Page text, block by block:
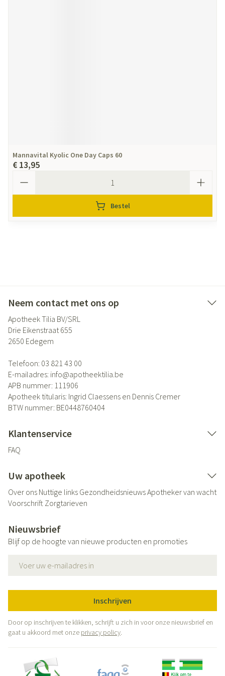
Mannavital Kyolic One Day Caps 60
€ 13,95
Bestel
Neem contact met ons op
Apotheek Tilia BV/SRL
Drie Eikenstraat 655
2650 Edegem
Telefoon: 03 821 43 00
E-mailadres: info@apotheektilia.be
APB nummer: 111906
Apotheek titularis: Ingrid Claessens en Dennis Cremer
BTW nummer: BE0448760404
Klantenservice
FAQ
Uw apotheek
Over ons Nuttige links GezondheidsnieuwsApotheker van wacht
Voorschrift Zorgtarieven
Nieuwsbrief
Blijf op de hoogte van nieuwe producten en promoties
Inschrijven
Door op inschrijven te klikken, schrijft u zich in voor onze nieuwsbrief en
gaat u akkoord met onze privacy policy.